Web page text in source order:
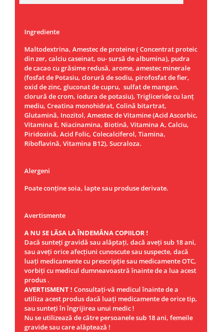
Ingrediente
Maltodextrina, Amestec de proteine ( Concentrat proteic
din zer, calciu caseinat, ou- sursă de albumina), pudra
de cacao cu grăsime redusă, arome, amestec minerale
(fosfat de Potasiu, clorură de sodiu, pirofosfat de fier,
oxid de zinc, gluconat de cupru, sulfat de mangan,
clorură de crom, iodura de potasiu), Trigliceride cu lanț
mediu, Creatina monohidrat, Colină bitartrat,
Glutamină, Inozitol, Amestec de Vitamine (Acid Ascorbic,
Vitamina E, Niacinamina, Biotină, Vitamina A, Calciu,
Piridoxină, Acid Folic, Colecalciferol, Tiamina,
Riboflavină, Vitamina B12), Sucraloza.
Alergeni
Poate conține soia, lapte sau produse derivate.
Avertismente
A NU SE LĂSA LA ÎNDEMÂNA COPIILOR !
Dacă sunteţi gravidă sau alăptaţi, dacă aveţi sub 18 ani,
sau aveţi orice afecţiuni cunoscute sau suspecte, dacă
luaţi medicamente cu prescripţie sau medicamente OTC,
vorbiţi cu medicul dumneavoastră înainte de a lua acest
produs .
AVERTISMENT ! Consultaţi-vă medicul înainte de a
utiliza acest produs dacă luaţi medicamente de orice tip,
sau sunteţi în îngrijirea unui medic !
Nu se utilizează de către persoanele sub 18 ani, femeile
gravide sau care alăptează !